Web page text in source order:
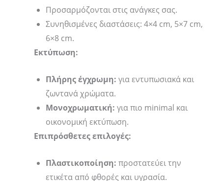
Προσαρμόζονται στις ανάγκες σας.
Συνηθισμένες διαστάσεις: 4×4 cm, 5×7 cm,
6×8 cm.
Εκτύπωση:
Πλήρης έγχρωμη: για εντυπωσιακά και
ζωντανά χρώματα.
Μονοχρωματική: για πιο minimal και
οικονομική εκτύπωση.
Επιπρόσθετες επιλογές:
Πλαστικοποίηση: προστατεύει την
ετικέτα από φθορές και υγρασία.